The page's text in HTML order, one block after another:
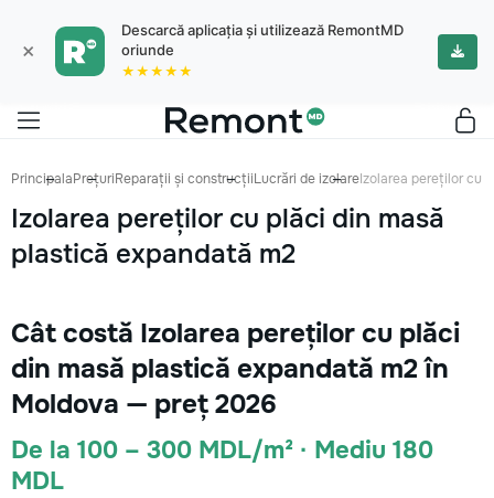
×
Descarcă aplicația și utilizează RemontMD
oriunde
★★★★★
PrincipalaPrețuriReparații și construcțiiLucrări de izolareIzolarea pereților cu
Izolarea pereților cu plăci din masă
plastică expandată m2
Cât costă Izolarea pereților cu plăci
din masă plastică expandată m2 în
Moldova — preț 2026
De la 100 – 300 MDL/m² · Mediu 180
MDL